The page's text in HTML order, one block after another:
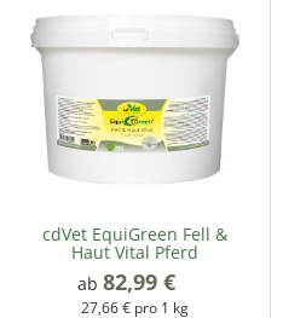
cdVet EquiGreen Fell &
Haut Vital Pferd
ab 82,99 €
27,66 € pro 1 kg